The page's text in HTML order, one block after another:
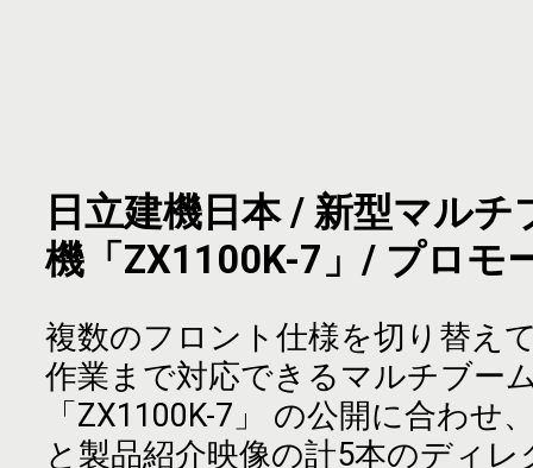
日立建機日本 / 新型マルチ
機「ZX1100K-7」/ プロモ
複数のフロント仕様を切り替え
作業まで対応できるマルチブー
「ZX1100K-7」 の公開に合わせ
と製品紹介映像の計5本のディ